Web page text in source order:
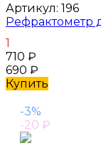
Артикул: 196
Рефрактометр
1
710 ₽
690 ₽
Купить
-3%
-20 ₽